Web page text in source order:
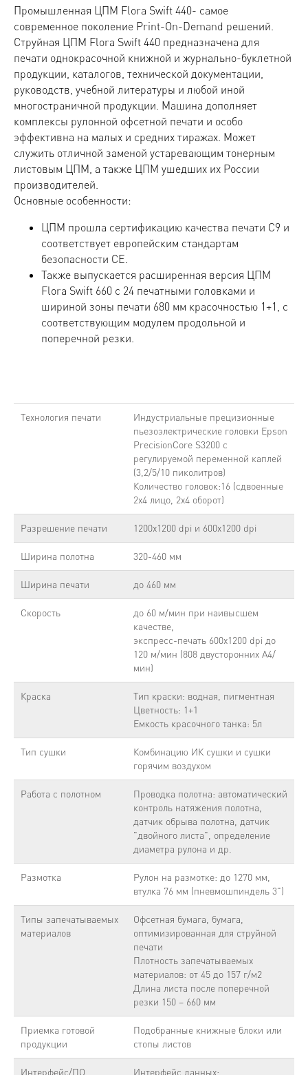
Промышленная ЦПМ Flora Swift 440- самое
современное поколение Print-On-Demand решений.
Струйная ЦПМ Flora Swift 440 предназначена для
печати однокрасочной книжной и журнально-буклетной
продукции, каталогов, технической документации,
руководств, учебной литературы и любой иной
многостраничной продукции. Машина дополняет
комплексы рулонной офсетной печати и особо
эффективна на малых и средних тиражах. Может
служить отличной заменой устаревающим тонерным
листовым ЦПМ, а также ЦПМ ушедших их России
производителей.
Основные особенности:
ЦПМ прошла сертификацию качества печати C9 и
соответствует европейским стандартам
безопасности CE.
Также выпускается расширенная версия ЦПМ
Flora Swift 660 с 24 печатными головками и
шириной зоны печати 680 мм красочностью 1+1, с
соответствующим модулем продольной и
поперечной резки.
Технология печати
Индустриальные прецизионные
пьезоэлектрические головки Epson
PrecisionCore S3200 с
регулируемой переменной каплей
(3,2/5/10 пиколитров)
Количество головок:16 (сдвоенные
2x4 лицо, 2x4 оборот)
Разрешение печати 1200x1200 dpi и 600x1200 dpi
Ширина полотна 320-460 мм
Ширина печати до 460 мм
Скорость
до 60 м/мин при наивысшем
качестве,
экспресс-печать 600x1200 dpi до
120 м/мин (808 двусторонних А4/
мин)
Краска
Тип краски: водная, пигментная
Цветность: 1+1
Емкость красочного танка: 5л
Тип сушки
Комбинацию ИК сушки и сушки
горячим воздухом
Работа с полотном
Проводка полотна: автоматический
контроль натяжения полотна,
датчик обрыва полотна, датчик
"двойного листа", определение
диаметра рулона и др.
Размотка
Рулон на размотке: до 1270 мм,
втулка 76 мм (пневмошпиндель 3")
Типы запечатываемых
материалов
Офсетная бумага, бумага,
оптимизированная для струйной
печати
Плотность запечатываемых
материалов: от 45 до 157 г/м2
Длина листа после поперечной
резки 150 – 660 мм
Приемка готовой
продукции
Подобранные книжные блоки или
стопы листов
Интерфейс/ПО Интерфейс данных: